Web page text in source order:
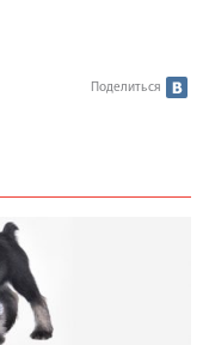
Поделиться